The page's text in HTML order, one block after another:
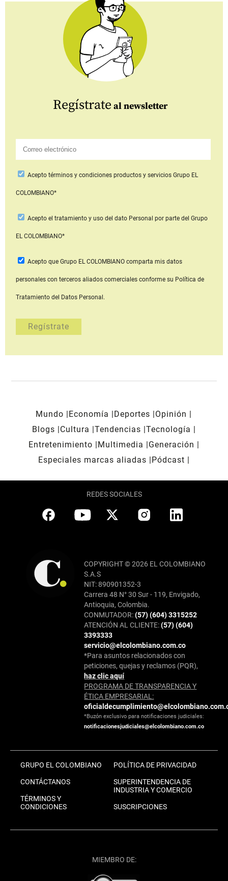
Regístrate al newsletter
Aceptotérminos y condiciones productos y serviciosGrupo EL
COLOMBIANO*
Acepto el tratamiento y uso del dato Personal por parte del Grupo
EL COLOMBIANO*
Acepto que Grupo EL COLOMBIANOcomparta mis datos
personales con terceros aliados comerciales conforme su Política de
Tratamiento del Datos Personal.
Mundo Economía Deportes
Opinión
Blogs
Cultura Tendencias Tecnología
Entretenimiento
Multimedia
Generación
Especiales marcas aliadas
Pódcast
REDES SOCIALES
COPYRIGHT © 2026 EL COLOMBIANO
S.A.S
NIT: 890901352-3
Carrera 48 N° 30 Sur - 119, Envigado,
Antioquia, Colombia.
CONMUTADOR:(57) (604) 3315252
ATENCIÓN AL CLIENTE:(57) (604)
3393333
servicio@elcolombiano.com.co
*Para asuntos relacionados con
peticiones, quejas y reclamos (PQR),
haz clic aquí
PROGRAMA DE TRANSPARENCIA Y
ÉTICA EMPRESARIAL:
*Buzón exclusivo para notificaciones judiciales:
notificacionesjudiciales@elcolombiano.com.co
GRUPO EL COLOMBIANO
CONTÁCTANOS
TÉRMINOS Y
CONDICIONES
POLÍTICA DE PRIVACIDAD
SUPERINTENDENCIA DE
INDUSTRIA Y COMERCIO
SUSCRIPCIONES
MIEMBRO DE: